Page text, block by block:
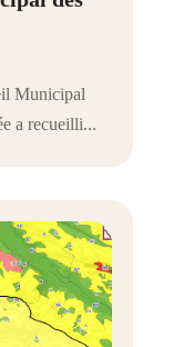
Municipal
a recueilli...